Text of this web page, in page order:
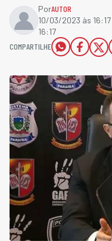
PorAUTOR
10/03/2023 às 16:17
16:17
COMPARTILHE